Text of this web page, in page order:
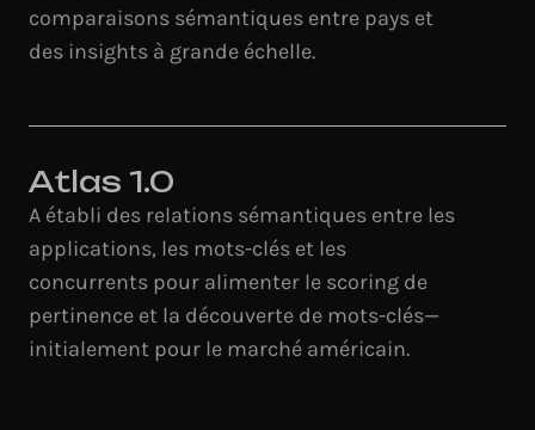
comparaisons sémantiques entre pays et
des insights à grande échelle.
Atlas 1.0
A établi des relations sémantiques entre les
applications, les mots-clés et les
concurrents pour alimenter le scoring de
pertinence et la découverte de mots-clés—
initialement pour le marché américain.